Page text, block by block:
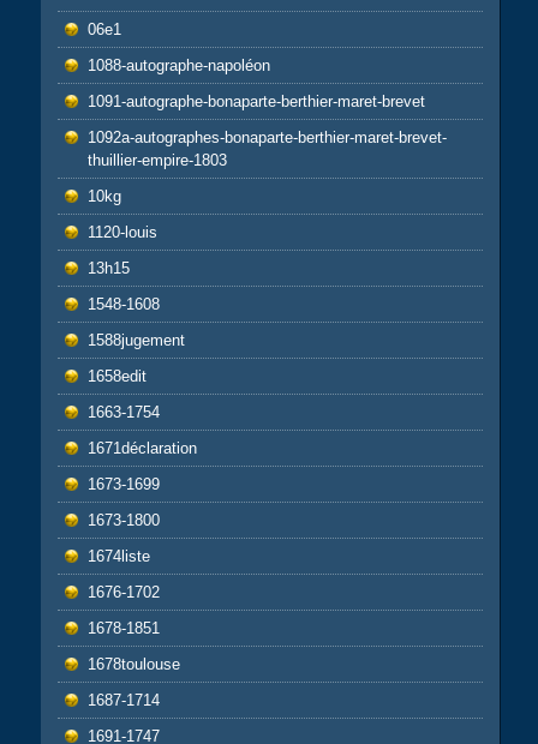
06e1
1088-autographe-napoléon
1091-autographe-bonaparte-berthier-maret-brevet
1092a-autographes-bonaparte-berthier-maret-brevet-
thuillier-empire-1803
10kg
1120-louis
13h15
1548-1608
1588jugement
1658edit
1663-1754
1671déclaration
1673-1699
1673-1800
1674liste
1676-1702
1678-1851
1678toulouse
1687-1714
1691-1747